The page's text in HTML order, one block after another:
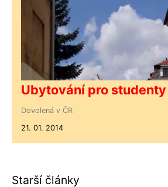
Ubytování pro studenty
Dovolená v ČR
21. 01. 2014
Starší články